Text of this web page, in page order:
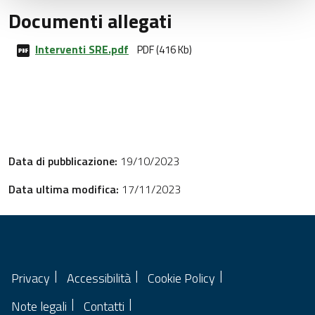
Documenti allegati
Interventi SRE.pdf PDF (416 Kb)
Data di pubblicazione: 19/10/2023
Data ultima modifica: 17/11/2023
Privacy Accessibilità
Cookie Policy
Note legali
Contatti